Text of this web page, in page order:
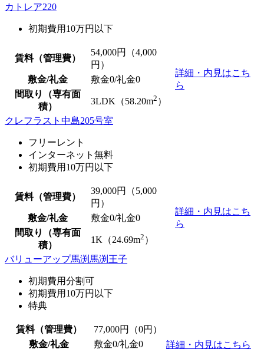
カトレア220
初期費用10万円以下
賃料（管理費）
54,000円（4,000
円）
詳細・内見はこち
ら
敷金/礼金 敷金0/礼金0
間取り（専有面
積）
3LDK（58.20m2 ）
クレフラスト中島205号室
フリーレント
インターネット無料
初期費用10万円以下
賃料（管理費）
39,000円（5,000
円）
詳細・内見はこち
ら
敷金/礼金 敷金0/礼金0
間取り（専有面
積）
1K（24.69m2 ）
バリューアップ馬渕馬渕王子
初期費用分割可
初期費用10万円以下
特典
賃料（管理費） 77,000円（0円）
詳細・内見はこちら
敷金/礼金 敷金0/礼金0